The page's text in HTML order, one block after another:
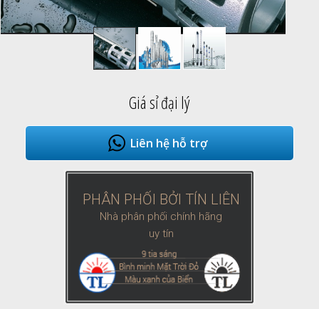
Giá sỉ đại lý
Liên hệ hỗ trợ
PHÂN PHỐI BỞI TÍN LIÊN
Nhà phân phối chính hãng
uy tín